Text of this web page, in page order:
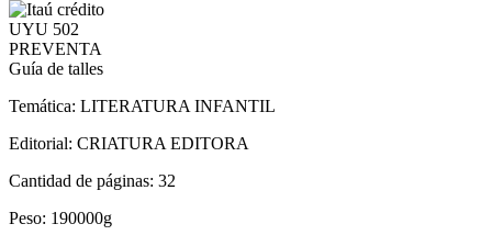
UYU 502
PREVENTA
Guía de talles
Temática: LITERATURA INFANTIL
Editorial: CRIATURA EDITORA
Cantidad de páginas: 32
Peso: 190000g